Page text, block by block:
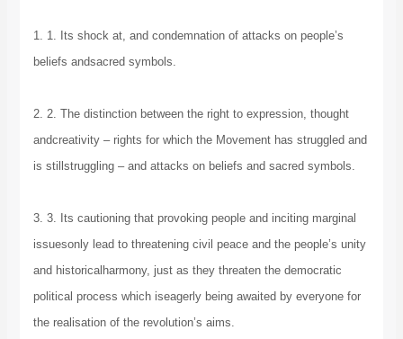
1. 1. Its shock at, and condemnation of attacks on people’s
beliefs andsacred symbols.
2. 2. The distinction between the right to expression, thought
andcreativity – rights for which the Movement has struggled and
is stillstruggling – and attacks on beliefs and sacred symbols.
3. 3. Its cautioning that provoking people and inciting marginal
issuesonly lead to threatening civil peace and the people’s unity
and historicalharmony, just as they threaten the democratic
political process which iseagerly being awaited by everyone for
the realisation of the revolution’s aims.